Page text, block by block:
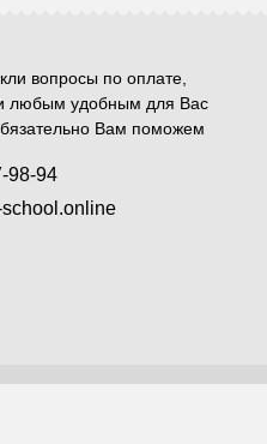
вопросы по оплате,
любым удобным для Вас
Вам поможем
98-94